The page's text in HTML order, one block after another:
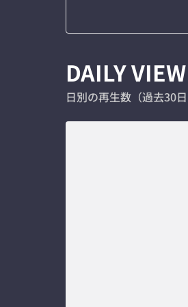
DAILY
日別の再生数（過去30日